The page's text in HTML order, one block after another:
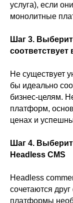
услуга), если
монолитные
Шаг 3.
Не существует
бы идеально
бизнес-целям.
платформ,
ценах и
Шаг 4.
Headless CMS
Headless
сочетаются
платформы